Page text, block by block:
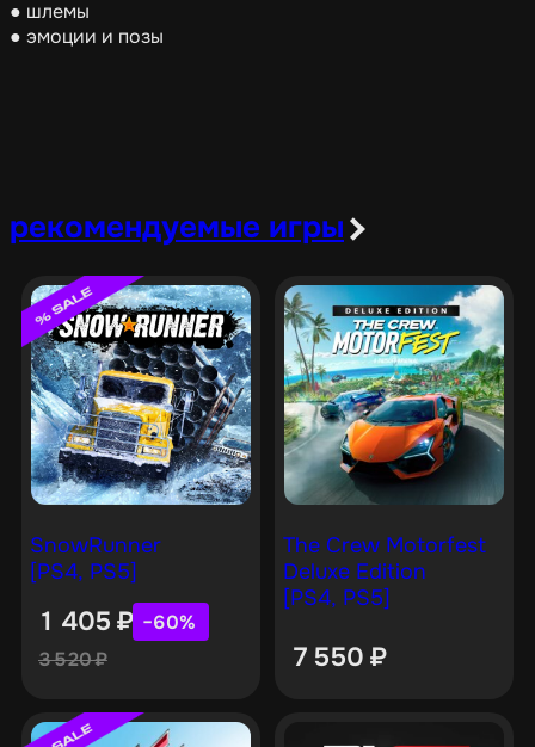
● шлемы
● эмоции и позы
рекомендуемые игры
SnowRunner
[PS4, PS5]
1 405 ₽ −60%
3 520₽
The Crew Motorfest
Deluxe Edition
[PS4, PS5]
7 550 ₽